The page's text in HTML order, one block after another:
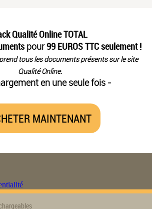
Qualité Online TOTAL
pour99 EUROS TTC seulement !
tous les documents présents sur le site
Qualité Online.
en une seule fois -
MAINTENANT